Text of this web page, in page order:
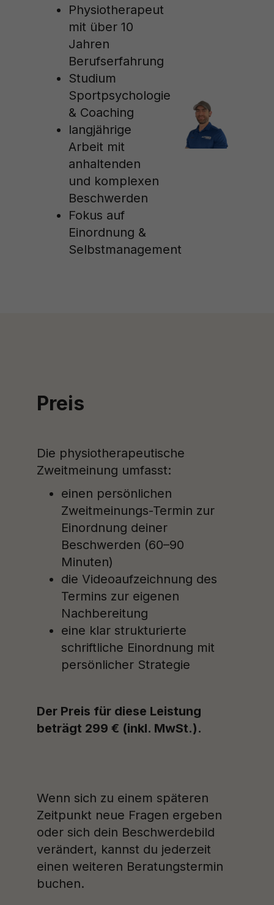
Physiotherapeut
mit über 10
Jahren
Berufserfahrung
Studium
Sportpsychologie
& Coaching
langjährige
Arbeit mit
anhaltenden
und komplexen
Beschwerden
Fokus auf
Einordnung &
Selbstmanagement
Preis
Die physiotherapeutische
Zweitmeinung umfasst:
einen persönlichen
Zweitmeinungs-Termin zur
Einordnung deiner
Beschwerden (60–90
Minuten)
die Videoaufzeichnung des
Termins zur eigenen
Nachbereitung
eine klar strukturierte
schriftliche Einordnung mit
persönlicher Strategie
Der Preis für diese Leistung
beträgt 299 € (inkl. MwSt.).
Wenn sich zu einem späteren
Zeitpunkt neue Fragen ergeben
oder sich dein Beschwerdebild
verändert, kannst du jederzeit
einen weiteren Beratungstermin
buchen.